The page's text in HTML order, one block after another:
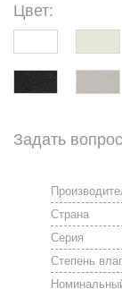
Цвет:
Задать
Страна
Серия
Степень